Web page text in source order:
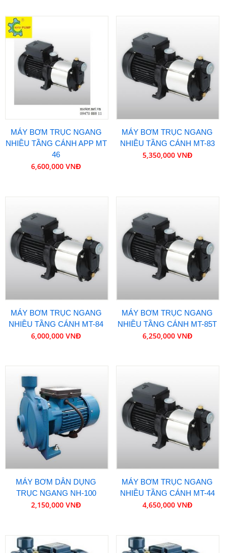
MÁY BƠM TRỤC NGANG
NHIỀU TẦNG CÁNH APP MT
46
6,600,000 VNĐ
MÁY BƠM TRỤC NGANG
NHIỀU TẦNG CÁNH MT-83
5,350,000 VNĐ
MÁY BƠM TRỤC NGANG
NHIỀU TẦNG CÁNH MT-84
6,000,000 VNĐ
MÁY BƠM TRỤC NGANG
NHIỀU TẦNG CÁNH MT-85T
6,250,000 VNĐ
MÁY BƠM DÂN DỤNG
TRỤC NGANG NH-100
2,150,000 VNĐ
MÁY BƠM TRỤC NGANG
NHIỀU TẦNG CÁNH MT-44
4,650,000 VNĐ